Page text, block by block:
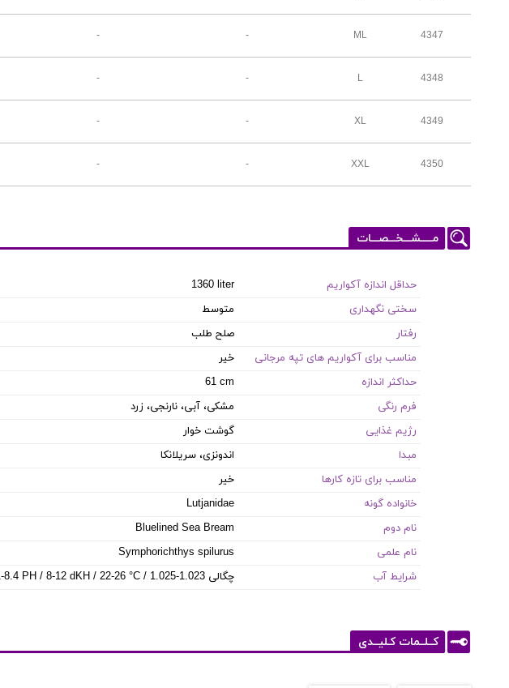
4347
ML
-
-
4348
L
-
-
4349
XL
-
-
4350
XXL
-
-
مـــــشـــخـــصـــات
حداقل اندازه آکواریم
1360 liter
سختی نگهداری
متوسط
رفتار
صلح طلب
مناسب برای آکواریم های تپه مرجانی
خیر
حداکثر اندازه
61 cm
فرم رنگی
مشکی، آبی، نارنجی، زرد
رژیم غذایی
گوشت خوار
مبدا
اندونزی، سریلانکا
مناسب برای تازه کارها
خیر
خانواده گونه
Lutjanidae
نام دوم
Bluelined Sea Bream
نام علمی
Symphorichthys spilurus
شرایط آب
8.1-8.4 PH / 8-12 dKH / 22-26 °C / چگالی 1.023-1.025
کــلــمات کـلیــدی